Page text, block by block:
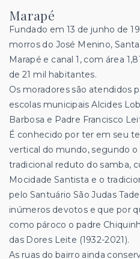
Marapé
Fundado em 13 de junho de
morros do José Menino,
Marapé e canal 1, com área
de 21 mil habitantes.
Os moradores são atendidos
escolas municipais Alcides
Barbosa e Padre Francisco
É conhecido por ter em seu
vertical do mundo, segundo o
tradicional reduto do samba,
Mocidade Santista e o
pelo Santuário São Judas
inúmeros devotos e que por
como pároco o padre
das Dores Leite (1932-2021).
As ruas do bairro ainda